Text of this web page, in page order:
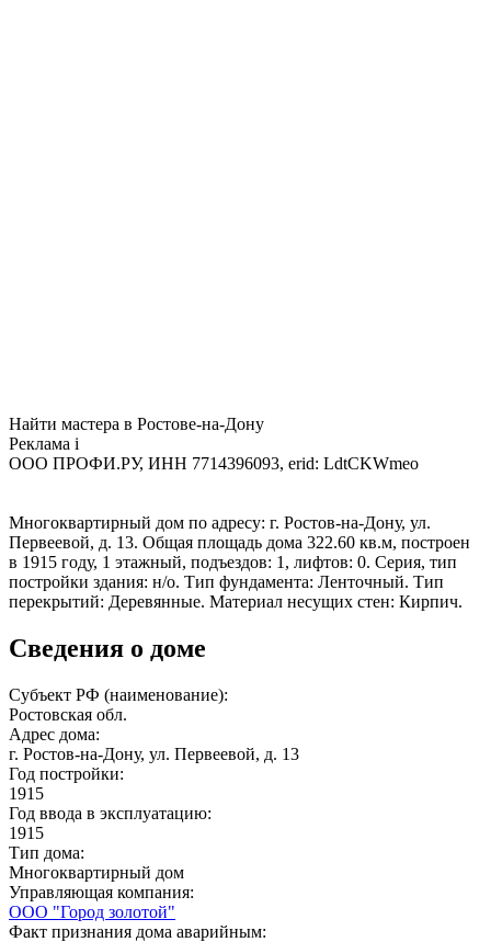
Найти мастера в Ростове-на-Дону
Реклама i
ООО ПРОФИ.РУ, ИНН 7714396093, erid: LdtCKWmeo
Многоквартирный дом по адресу: г. Ростов-на-Дону, ул.
Первеевой, д. 13. Общая площадь дома 322.60 кв.м, построен
в 1915 году, 1 этажный, подъездов: 1, лифтов: 0. Серия, тип
постройки здания: н/о. Тип фундамента: Ленточный. Тип
перекрытий: Деревянные. Материал несущих стен: Кирпич.
Сведения о доме
Субъект РФ (наименование):
Ростовская обл.
Адрес дома:
г. Ростов-на-Дону, ул. Первеевой, д. 13
Год постройки:
1915
Год ввода в эксплуатацию:
1915
Тип дома:
Многоквартирный дом
Управляющая компания:
ООО "Город золотой"
Факт признания дома аварийным: